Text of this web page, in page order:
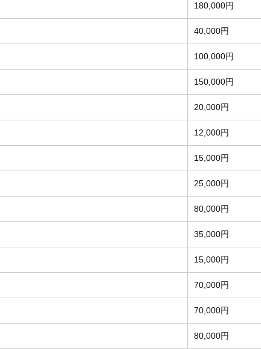
180,000円
40,000円
100,000円
150,000円
20,000円
12,000円
15,000円
25,000円
80,000円
35,000円
15,000円
70,000円
70,000円
80,000円